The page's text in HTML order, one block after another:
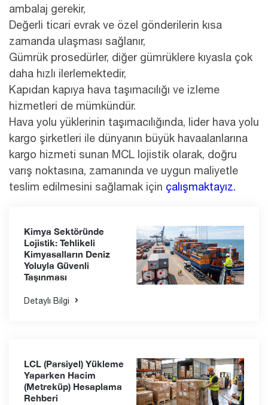
ambalaj gerekir,
Değerli ticari evrak ve özel gönderilerin kısa
zamanda ulaşması sağlanır,
Gümrük prosedürler, diğer gümrüklere kıyasla çok
daha hızlı ilerlemektedir,
Kapıdan kapıya hava taşımacılığı ve izleme
hizmetleri de mümkündür.
Hava yolu yüklerinin taşımacılığında, lider hava yolu
kargo şirketleri ile dünyanın büyük havaalanlarına
kargo hizmeti sunan MCL lojistik olarak, doğru
varış noktasına, zamanında ve uygun maliyetle
teslim edilmesini sağlamak için çalışmaktayız.
Kimya Sektöründe
Lojistik: Tehlikeli
Kimyasalların Deniz
Yoluyla Güvenli
Taşınması
Detaylı Bilgi
LCL (Parsiyel) Yükleme
Yaparken Hacim
(Metreküp) Hesaplama
Rehberi